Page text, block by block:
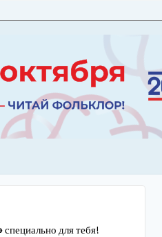
специально для тебя!